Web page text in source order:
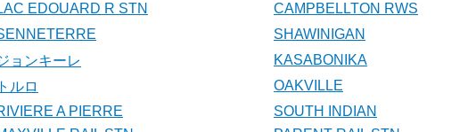
EDOUARD R STN CAMPBELLTON RWS
SHAWINIGAN
ョンキーレ KASABONIKA
トルロ OAKVILLE
A PIERRE SOUTH INDIAN